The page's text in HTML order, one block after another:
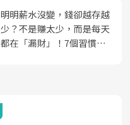
明明薪水沒變，錢卻越存越
少？不是賺太少，而是每天
都在「漏財」！7個習慣一